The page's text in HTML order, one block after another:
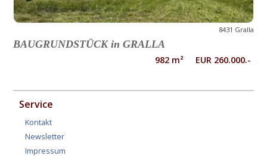
8431 Gralla
BAUGRUNDSTÜCK in GRALLA
982 m² EUR 260.000.-
Service
Kontakt
Newsletter
Impressum